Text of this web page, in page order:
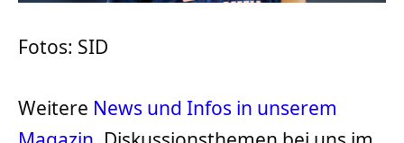
Fotos: SID
Weitere News und Infos in unserem